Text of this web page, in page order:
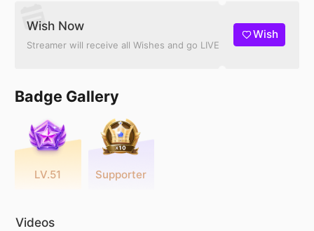
Wish Now
Streamer will receive all Wishes and go LIVE
Wish
Badge Gallery
LV.51 Supporter
Videos